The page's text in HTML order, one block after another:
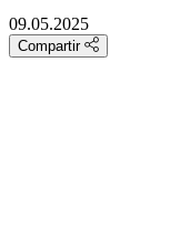
09.05.2025
Compartir